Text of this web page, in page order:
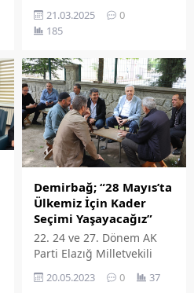
devletimizin emrinde
milletimizin hizmetindeyiz
ön veya arka bahçesi
değiliz. Yerimiz ve
çizgimiz tamamen kadim
devletin bekası ve Türk’ün
töresidir. Bizler herbir
yetkilimizle devletin ve
milletin isimsiz çerileriyiz.
Son günlerde yaşanan
sokağa inme davetine...
21.03.2025
0
185
Demirbağ; “28 Mayıs’ta
Ülkemiz İçin Kader
Seçimi Yaşayacağız”
22. 24 ve 27. Dönem AK
Parti Elazığ Milletvekili
Zülfü Demirbağ,
Elazığ’daki temaslarına
20.05.2023 0 37